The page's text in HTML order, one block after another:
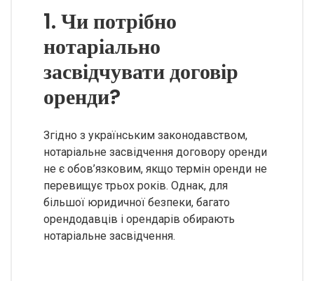
1. Чи потрібно
нотаріально
засвідчувати договір
оренди?
Згідно з українським законодавством,
нотаріальне засвідчення договору оренди
не є обов’язковим, якщо термін оренди не
перевищує трьох років. Однак, для
більшої юридичної безпеки, багато
орендодавців і орендарів обирають
нотаріальне засвідчення.